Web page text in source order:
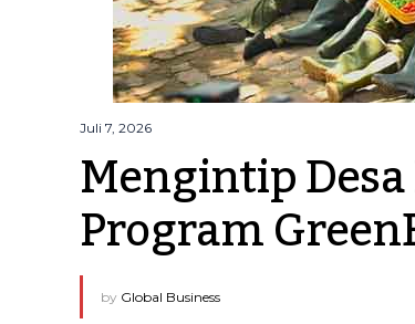
Juli 7, 2026
Mengintip
Program
by Global Business